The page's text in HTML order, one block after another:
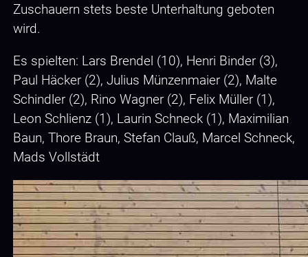
Zuschauern stets beste Unterhaltung geboten
wird.
Es spielten: Lars Brendel (10), Henri Binder (3),
Paul Häcker (2), Julius Münzenmaier (2), Malte
Schindler (2), Rino Wagner (2), Felix Müller (1),
Leon Schlienz (1), Laurin Schneck (1), Maximilian
Baun, Thore Braun, Stefan Clauß, Marcel Schneck,
Mads Vollstädt